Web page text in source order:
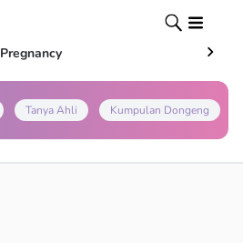
Pregnancy
Tanya Ahli Kumpulan Dongeng